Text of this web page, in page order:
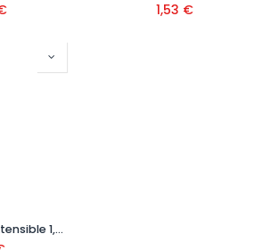
1,53 €
Flexo de Ducha Extensible 1,75 / 2 mt Inox Ref. 42001105